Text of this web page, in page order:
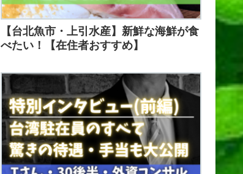
【台北魚市・上引水産】新鮮な海鮮が食
べたい！【在住者おすすめ】